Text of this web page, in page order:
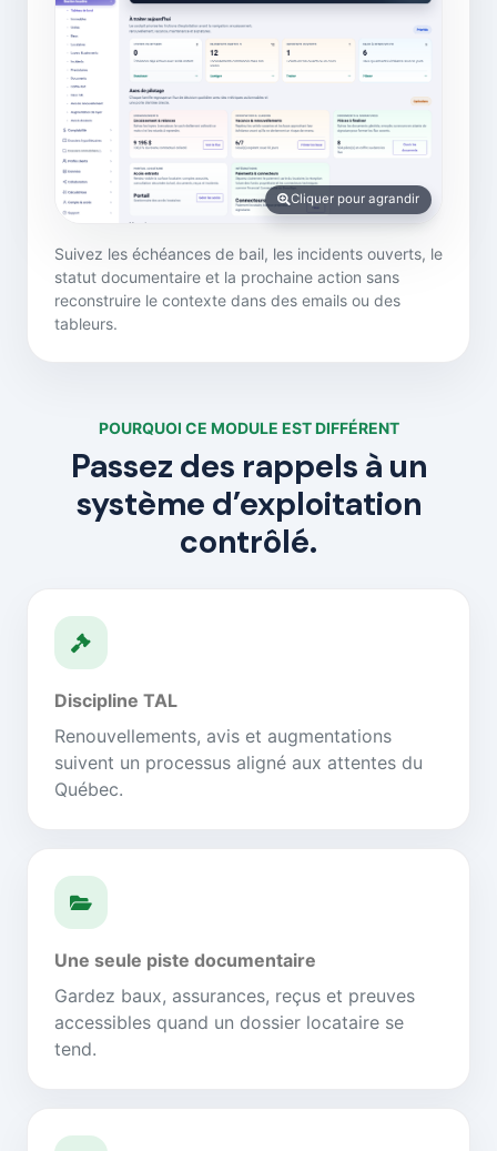
Cliquer pour agrandir
Suivez les échéances de bail, les incidents ouverts, le
statut documentaire et la prochaine action sans
reconstruire le contexte dans des emails ou des
tableurs.
POURQUOI CE MODULE EST DIFFÉRENT
Passez des rappels à un
système d’exploitation
contrôlé.
Discipline TAL
Renouvellements, avis et augmentations
suivent un processus aligné aux attentes du
Québec.
Une seule piste documentaire
Gardez baux, assurances, reçus et preuves
accessibles quand un dossier locataire se
tend.